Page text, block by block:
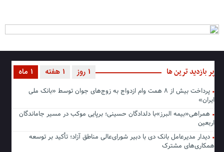
پر بازدید ترین ها 1 ماه 1 هفته 1 روز
پرداخت بیش از ۸ همت وام ازدواج به زوج‌های جوان توسط «بانک ملی
ایران»
همراهی«بیمه البرز»با دلدادگان حسینی؛ برپایی موکب در مسیر جاماندگان
اربعین
دیدار مدیرعامل بانک دی با دبیر شورای‌عالی مناطق آزاد؛ تأکید بر توسعه
همکاری‌های مشترک